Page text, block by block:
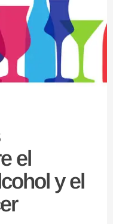
el
y el